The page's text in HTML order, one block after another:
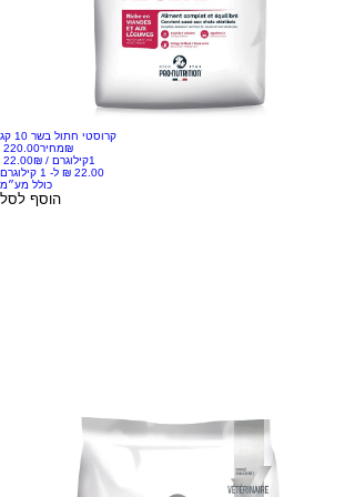
הפיקט
להקט
מאטיס
קרוסטי חתול בשר 10 קג
מחיר‏220.00 ‏₪
‏22.00 ‏₪ /
1קילוגרם
כולל מע״מ
הוסף לסל